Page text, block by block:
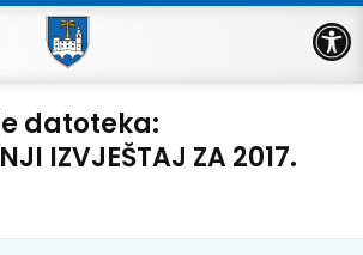
datoteka:
IZVJEŠTAJ ZA 2017.